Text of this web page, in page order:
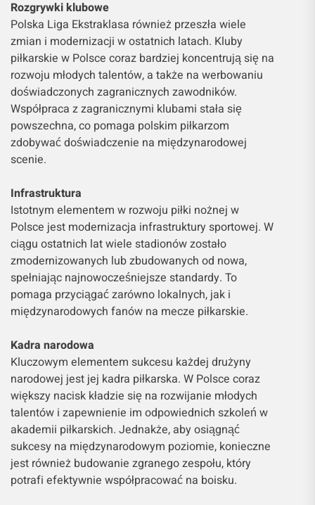
Rozgrywki klubowe
Polska Liga Ekstraklasa również przeszła wiele
zmian i modernizacji w ostatnich latach. Kluby
piłkarskie w Polsce coraz bardziej koncentrują się na
rozwoju młodych talentów, a także na werbowaniu
doświadczonych zagranicznych zawodników.
Współpraca z zagranicznymi klubami stała się
powszechna, co pomaga polskim piłkarzom
zdobywać doświadczenie na międzynarodowej
scenie.
Infrastruktura
Istotnym elementem w rozwoju piłki nożnej w
Polsce jest modernizacja infrastruktury sportowej. W
ciągu ostatnich lat wiele stadionów zostało
zmodernizowanych lub zbudowanych od nowa,
spełniając najnowocześniejsze standardy. To
pomaga przyciągać zarówno lokalnych, jak i
międzynarodowych fanów na mecze piłkarskie.
Kadra narodowa
Kluczowym elementem sukcesu każdej drużyny
narodowej jest jej kadra piłkarska. W Polsce coraz
większy nacisk kładzie się na rozwijanie młodych
talentów i zapewnienie im odpowiednich szkoleń w
akademii piłkarskich. Jednakże, aby osiągnąć
sukcesy na międzynarodowym poziomie, konieczne
jest również budowanie zgranego zespołu, który
potrafi efektywnie współpracować na boisku.